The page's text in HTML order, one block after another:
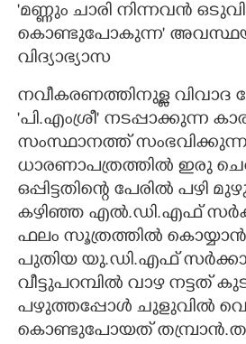
CARTOONS
LITERATURE
ZOOM
CONTACT US
'മണ്ണും ചാരി നിന്നവൻ
കൊണ്ടുപോകുന്ന'
വിദ്യാഭ്യാസ
നവീകരണത്തിനുള്ള വിവാദ
'പി.എംശ്രീ' നടപ്പാക്കുന്ന
സംസ്ഥാനത്ത്
ധാരണാപത്രത്തിൽ ഇരു
ഒപ്പിട്ടതിന്റെ പേരിൽ പഴി
കഴിഞ്ഞ എൽ.ഡി.എഫ്
ഫലം സൂത്രത്തിൽ കൊയ്യാൻ
പുതിയ യു.ഡി.എഫ്
വീട്ടുപറമ്പിൽ വാഴ നട്ടത്
പഴുത്തപ്പോൾ ചുളുവിൽ
കൊണ്ടുപോയത്